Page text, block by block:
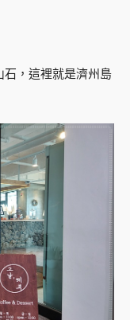
石，這裡就是濟州島